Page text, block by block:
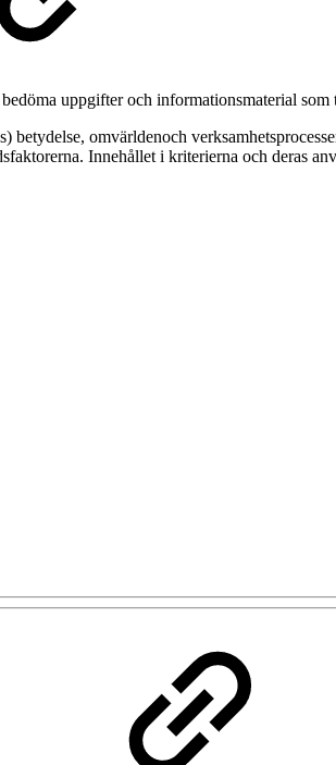
uppgifter och informationsmaterial
betydelse, omvärldenoch
Innehållet i kriterierna och deras